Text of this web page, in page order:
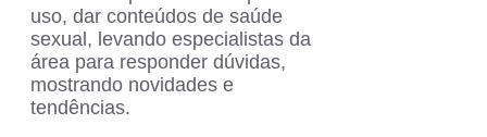
uso, dar conteúdos de saúde
sexual, levando especialistas da
área para responder dúvidas,
mostrando novidades e
tendências.